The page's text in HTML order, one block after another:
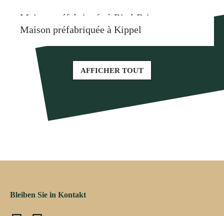
Plus de références
Maison préfabriquée à Ried-Brig
Maison préfabriquée à Kippel
AFFICHER TOUT
Bleiben Sie in Kontakt